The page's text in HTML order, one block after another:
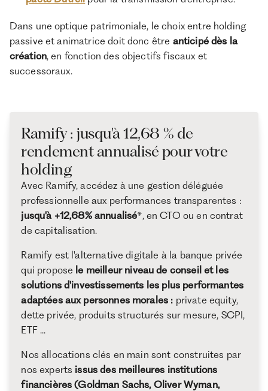
Dans une optique patrimoniale, le choix entre holding
passive et animatrice doit donc être anticipé dès la
création, en fonction des objectifs fiscaux et
successoraux.
Ramify : jusqu'à 12,68 % de
rendement annualisé pour votre
holding
Avec Ramify, accédez à une gestion déléguée
professionnelle aux performances transparentes :
jusqu'à +12,68% annualisé*, en CTO ou en contrat
de capitalisation.
Ramify est l'alternative digitale à la banque privée
qui propose le meilleur niveau de conseil et les
solutions d'investissements les plus performantes
adaptées aux personnes morales : private equity,
dette privée, produits structurés sur mesure, SCPI,
ETF ...
Nos allocations clés en main sont construites par
nos experts issus des meilleures institutions
financières (Goldman Sachs, Oliver Wyman,